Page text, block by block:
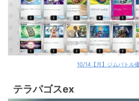
10/14【月】ジムバトル
テラパゴスex